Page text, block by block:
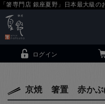
「箸専門店 銀座夏野」日本最大級の
ログイン
京焼 箸置 赤かぶ